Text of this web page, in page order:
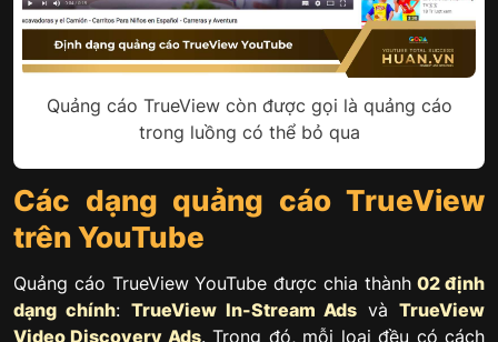
Quảng cáo TrueView còn được gọi là quảng cáo
trong luồng có thể bỏ qua
Các dạng quảng cáo TrueView
trên YouTube
Quảng cáo TrueView YouTube được chia thành02 định
dạng chính: TrueView In-Stream Ads vàTrueView
Video Discovery Ads. Trong đó, mỗi loại đều có cách